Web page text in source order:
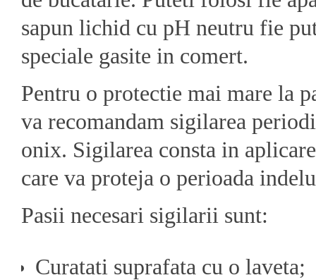
sapun lichid cu pH neutru fie
speciale gasite in comert.
Pentru o protectie mai mare la
va recomandam sigilarea
onix. Sigilarea consta in
care va proteja o perioada
Pasii necesari sigilarii sunt:
Curatati suprafata cu o laveta;